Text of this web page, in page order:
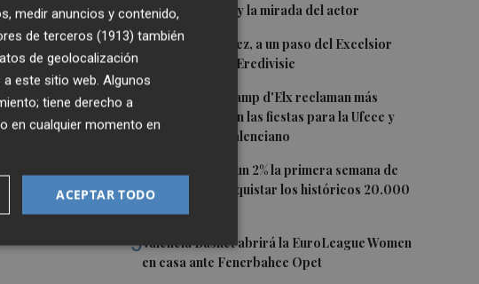
recupera la voz y la mirada del actor
2Mario Domínguez, a un paso del Excelsior
Róterdam de la Eredivisie
3
Entidades del Camp d'Elx reclaman más
protagonismo en las fiestas para la Ufece y
conciertos en valenciano
4 El Ibex 35 sube un 2% la primera semana de
agosto tras conquistar los históricos 20.000
5Valencia Basket abrirá la EuroLeague Women
en casa ante Fenerbahce Opet
medir anuncios y contenido,
de terceros (1913) también
de geolocalización
este sitio web. Algunos
tiene derecho a
en cualquier momento en
ACEPTAR TODO